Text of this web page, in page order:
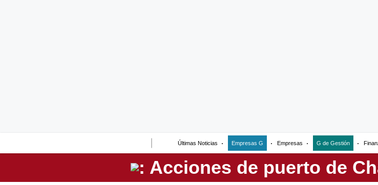
Últimas Noticias Empresas G Empresas G de Gestión
Perú